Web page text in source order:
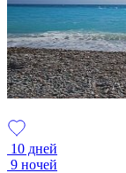
10 дней
9 ночей